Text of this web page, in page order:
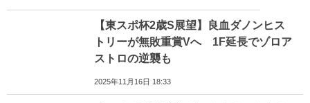
【東スポ杯2歳S展望】良血ダノンヒス
トリーが無敗重賞Vへ 1F延長でゾロア
ストロの逆襲も
2025年11月16日 18:33